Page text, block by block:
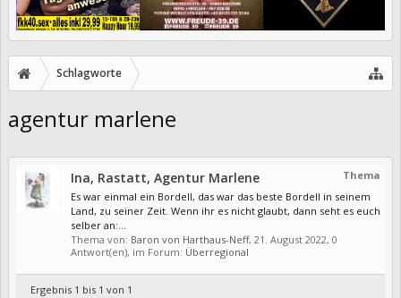
Schlagworte
agentur marlene
Thema
Ina, Rastatt, Agentur Marlene
Es war einmal ein Bordell, das war das beste Bordell in seinem
Land, zu seiner Zeit. Wenn ihr es nicht glaubt, dann seht es euch
selber an:...
Thema von: Baron von Harthaus-Neff, 21. August 2022, 0
Antwort(en), im Forum: Überregional
Ergebnis 1 bis 1 von 1